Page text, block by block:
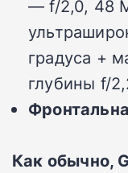
— f/2,0, 48
градуса +
глубины f/
Как обычно,